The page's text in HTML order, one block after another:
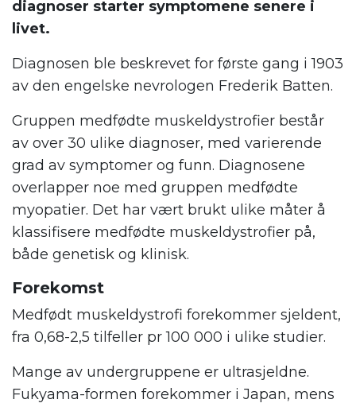
diagnoser starter symptomene senere i
livet.
Diagnosen ble beskrevet for første gang i 1903
av den engelske nevrologen Frederik Batten.
Gruppen medfødte muskeldystrofier består
av over 30 ulike diagnoser, med varierende
grad av symptomer og funn. Diagnosene
overlapper noe med gruppen medfødte
myopatier. Det har vært brukt ulike måter å
klassifisere medfødte muskeldystrofier på,
både genetisk og klinisk.
Forekomst
Medfødt muskeldystrofi forekommer sjeldent,
fra 0,68-2,5 tilfeller pr 100 000 i ulike studier.
Mange av undergruppene er ultrasjeldne.
Fukyama-formen forekommer i Japan, mens